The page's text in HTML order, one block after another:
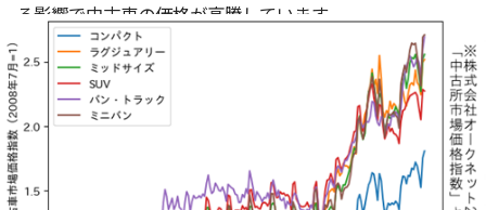
る影響で中古車の価格が高騰しています。